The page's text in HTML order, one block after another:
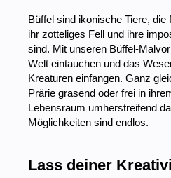
Büffel sind ikonische Tiere,
ihr zotteliges Fell und ihre
sind. Mit unseren Büffel-
Welt eintauchen und das
Kreaturen einfangen. Ganz
Prärie grasend oder frei in
Lebensraum umherstreifend
Möglichkeiten sind endlos.
Lass deiner